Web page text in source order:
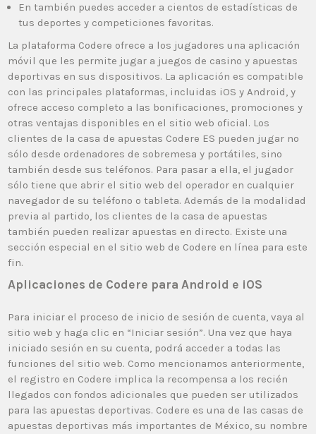
En también puedes acceder a cientos de estadísticas de
tus deportes y competiciones favoritas.
La plataforma Codere ofrece a los jugadores una aplicación
móvil que les permite jugar a juegos de casino y apuestas
deportivas en sus dispositivos. La aplicación es compatible
con las principales plataformas, incluidas iOS y Android, y
ofrece acceso completo a las bonificaciones, promociones y
otras ventajas disponibles en el sitio web oficial. Los
clientes de la casa de apuestas Codere ES pueden jugar no
sólo desde ordenadores de sobremesa y portátiles, sino
también desde sus teléfonos. Para pasar a ella, el jugador
sólo tiene que abrir el sitio web del operador en cualquier
navegador de su teléfono o tableta. Además de la modalidad
previa al partido, los clientes de la casa de apuestas
también pueden realizar apuestas en directo. Existe una
sección especial en el sitio web de Codere en línea para este
fin.
Aplicaciones de Codere para Android e iOS
Para iniciar el proceso de inicio de sesión de cuenta, vaya al
sitio web y haga clic en “Iniciar sesión”. Una vez que haya
iniciado sesión en su cuenta, podrá acceder a todas las
funciones del sitio web. Como mencionamos anteriormente,
el registro en Codere implica la recompensa a los recién
llegados con fondos adicionales que pueden ser utilizados
para las apuestas deportivas. Codere es una de las casas de
apuestas deportivas más importantes de México, su nombre